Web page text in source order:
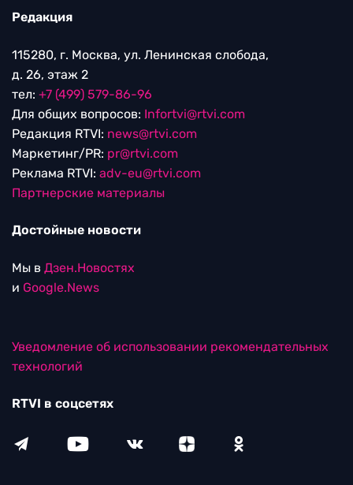
Редакция
115280, г. Москва, ул. Ленинская слобода,
д. 26, этаж 2
тел: +7 (499) 579-86-96
Для общих вопросов: Infortvi@rtvi.com
Редакция RTVI: news@rtvi.com
Маркетинг/PR: pr@rtvi.com
Реклама RTVI: adv-eu@rtvi.com
Партнерские материалы
Достойные новости
Мы в Дзен.Новостях
и Google.News
Уведомление об использовании рекомендательных
технологий
RTVI в соцсетях